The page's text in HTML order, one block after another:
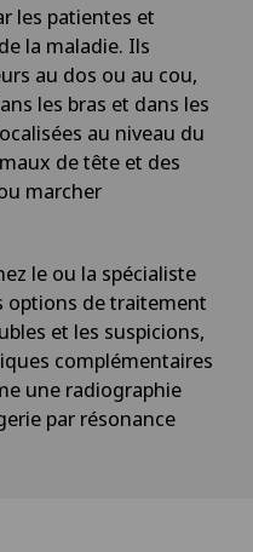
les patientes et
la maladie. Ils
au dos ou au cou,
les bras et dans les
au niveau du
de tête et des
marcher
le ou la spécialiste
options de traitement
et les suspicions,
complémentaires
une radiographie
par résonance